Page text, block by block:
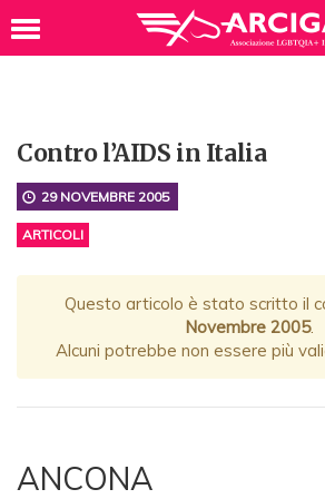
Contro l’AIDS in Italia
29 NOVEMBRE 2005
ARTICOLI
Questo articolo è stato scritto il
Novembre 2005.
Alcuni potrebbe non essere più
ANCONA